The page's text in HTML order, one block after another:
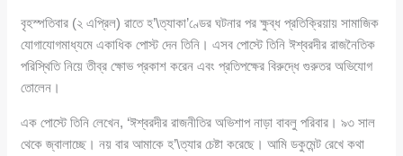
বৃহস্পতিবার (২ এপ্রিল) রাতে হ’\ত্যাকা’ণ্ডের ঘটনার পর ক্ষুব্ধ প্রতিক্রিয়ায় সামাজিক
যোগাযোগমাধ্যমে একাধিক পোস্ট দেন তিনি। এসব পোস্টে তিনি ঈশ্বরদীর রাজনৈতিক
পরিস্থিতি নিয়ে তীব্র ক্ষোভ প্রকাশ করেন এবং প্রতিপক্ষের বিরুদ্ধে গুরুতর অভিযোগ
তোলেন।
এক পোস্টে তিনি লেখেন, ‘ঈশ্বরদীর রাজনীতির অভিশাপ নাড়া বাবলু পরিবার। ৯৩ সাল
থেকে জ্বালাচ্ছে। নয় বার আমাকে হ’\ত্যার চেষ্টা করেছে। আমি ডকুমেন্ট রেখে কথা